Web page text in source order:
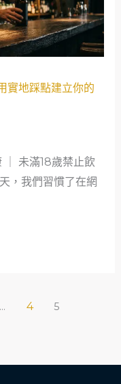
實地踩點建立你的
｜ 未滿18歲禁止飲
，我們習慣了在網
... 4 5